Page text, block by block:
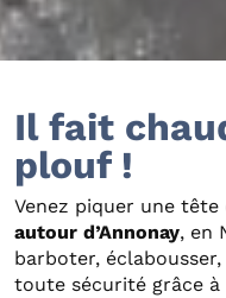
Il fait
plouf !
Venez piquer une tête
autour d’Annonay, en
barboter,
toute sécurité grâce à